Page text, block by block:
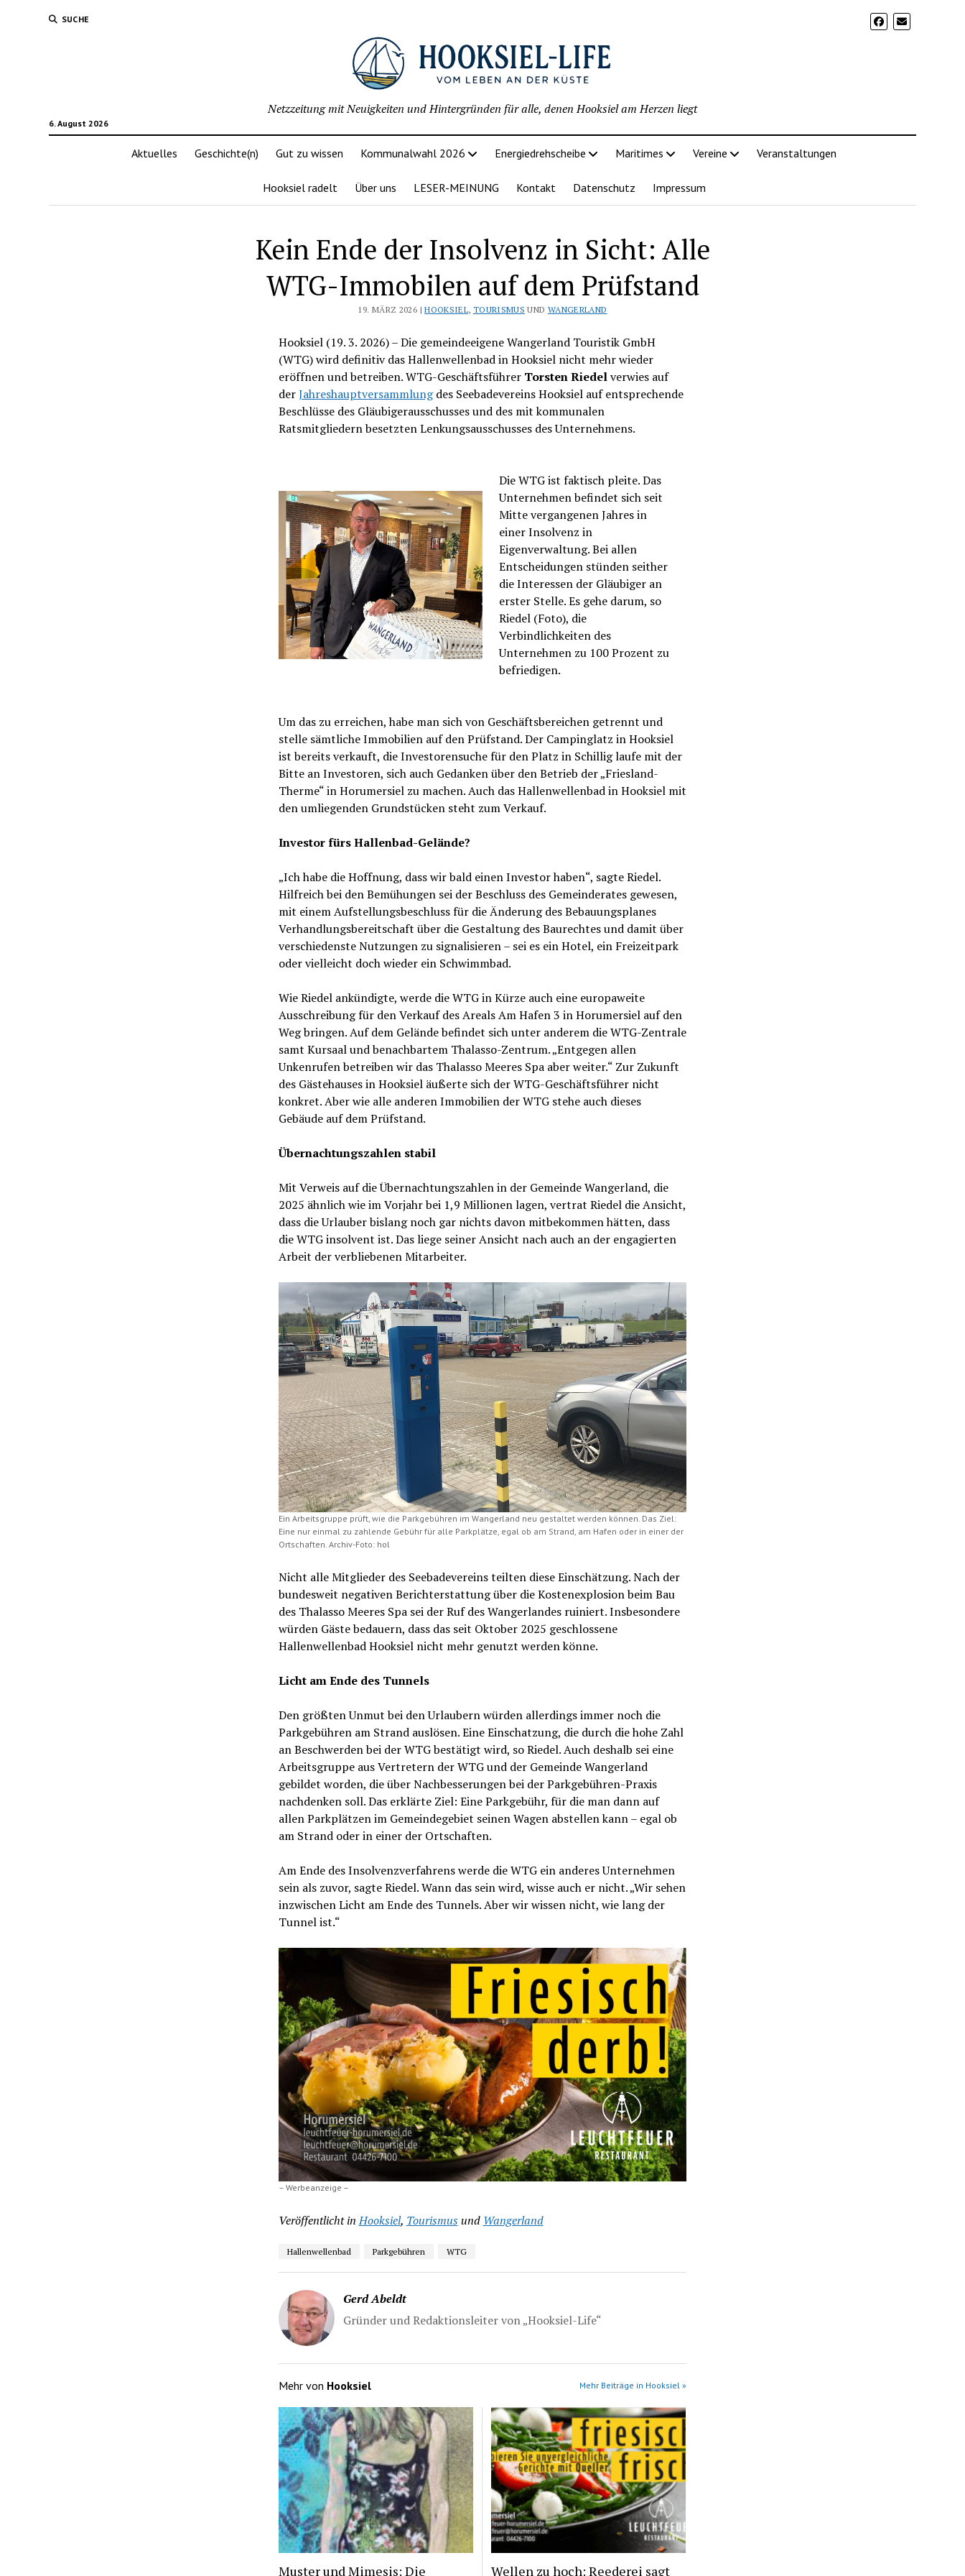
SUCHE
6. August 2026
Netzzeitung mit Neuigkeiten und Hintergründen für alle, denen Hooksiel am Herzen liegt
Aktuelles Geschichte(n) Gut zu wissen Kommunalwahl 2026 Energiedrehscheibe Maritimes Vereine Veranstaltungen
Hooksiel radelt Über uns LESER-MEINUNG Kontakt Datenschutz Impressum
Kein Ende der Insolvenz in Sicht: Alle
WTG-Immobilen auf dem Prüfstand
19. MÄRZ 2026 |HOOKSIEL, TOURISMUS UND WANGERLAND
Hooksiel (19. 3. 2026) – Die gemeindeeigene Wangerland Touristik GmbH
(WTG) wird definitiv das Hallenwellenbad in Hooksiel nicht mehr wieder
eröffnen und betreiben. WTG-Geschäftsführer Torsten Riedelverwies auf
derJahreshauptversammlungdes Seebadevereins Hooksiel auf entsprechende
Beschlüsse des Gläubigerausschusses und des mit kommunalen
Ratsmitgliedern besetzten Lenkungsausschusses des Unternehmens.
Die WTG ist faktisch pleite. Das
Unternehmen befindet sich seit
Mitte vergangenen Jahres in
einer Insolvenz in
Eigenverwaltung. Bei allen
Entscheidungen stünden seither
die Interessen der Gläubiger an
erster Stelle. Es gehe darum, so
Riedel (Foto), die
Verbindlichkeiten des
Unternehmen zu 100 Prozent zu
befriedigen.
Um das zu erreichen, habe man sich von Geschäftsbereichen getrennt und
stelle sämtliche Immobilien auf den Prüfstand. Der Campinglatz in Hooksiel
ist bereits verkauft, die Investorensuche für den Platz in Schillig laufe mit der
Bitte an Investoren, sich auch Gedanken über den Betrieb der „Friesland-
Therme“ in Horumersiel zu machen. Auch das Hallenwellenbad in Hooksiel mit
den umliegenden Grundstücken steht zum Verkauf.
Investor fürs Hallenbad-Gelände?
„Ich habe die Hoffnung, dass wir bald einen Investor haben“, sagte Riedel.
Hilfreich bei den Bemühungen sei der Beschluss des Gemeinderates gewesen,
mit einem Aufstellungsbeschluss für die Änderung des Bebauungsplanes
Verhandlungsbereitschaft über die Gestaltung des Baurechtes und damit über
verschiedenste Nutzungen zu signalisieren – sei es ein Hotel, ein Freizeitpark
oder vielleicht doch wieder ein Schwimmbad.
Wie Riedel ankündigte, werde die WTG in Kürze auch eine europaweite
Ausschreibung für den Verkauf des Areals Am Hafen 3 in Horumersiel auf den
Weg bringen. Auf dem Gelände befindet sich unter anderem die WTG-Zentrale
samt Kursaal und benachbartem Thalasso-Zentrum. „Entgegen allen
Unkenrufen betreiben wir das Thalasso Meeres Spa aber weiter.“ Zur Zukunft
des Gästehauses in Hooksiel äußerte sich der WTG-Geschäftsführer nicht
konkret. Aber wie alle anderen Immobilien der WTG stehe auch dieses
Gebäude auf dem Prüfstand.
Übernachtungszahlen stabil
Mit Verweis auf die Übernachtungszahlen in der Gemeinde Wangerland, die
2025 ähnlich wie im Vorjahr bei 1,9 Millionen lagen, vertrat Riedel die Ansicht,
dass die Urlauber bislang noch gar nichts davon mitbekommen hätten, dass
die WTG insolvent ist. Das liege seiner Ansicht nach auch an der engagierten
Arbeit der verbliebenen Mitarbeiter.
Ein Arbeitsgruppe prüft, wie die Parkgebühren im Wangerland neu gestaltet werden können. Das Ziel:
Eine nur einmal zu zahlende Gebühr für alle Parkplätze, egal ob am Strand, am Hafen oder in einer der
Ortschaften. Archiv-Foto: hol
Nicht alle Mitglieder des Seebadevereins teilten diese Einschätzung. Nach der
bundesweit negativen Berichterstattung über die Kostenexplosion beim Bau
des Thalasso Meeres Spa sei der Ruf des Wangerlandes ruiniert. Insbesondere
würden Gäste bedauern, dass das seit Oktober 2025 geschlossene
Hallenwellenbad Hooksiel nicht mehr genutzt werden könne.
Licht am Ende des Tunnels
Den größten Unmut bei den Urlaubern würden allerdings immer noch die
Parkgebühren am Strand auslösen. Eine Einschatzung, die durch die hohe Zahl
an Beschwerden bei der WTG bestätigt wird, so Riedel. Auch deshalb sei eine
Arbeitsgruppe aus Vertretern der WTG und der Gemeinde Wangerland
gebildet worden, die über Nachbesserungen bei der Parkgebühren-Praxis
nachdenken soll. Das erklärte Ziel: Eine Parkgebühr, für die man dann auf
allen Parkplätzen im Gemeindegebiet seinen Wagen abstellen kann – egal ob
am Strand oder in einer der Ortschaften.
Am Ende des Insolvenzverfahrens werde die WTG ein anderes Unternehmen
sein als zuvor, sagte Riedel. Wann das sein wird, wisse auch er nicht. „Wir sehen
inzwischen Licht am Ende des Tunnels. Aber wir wissen nicht, wie lang der
Tunnel ist.“
– Werbeanzeige –
Veröffentlicht in Hooksiel, Tourismusund Wangerland
Hallenwellenbad Parkgebühren WTG
Gerd Abeldt
Gründer und Redaktionsleiter von „Hooksiel-Life“
Mehr von Hooksiel Mehr Beiträge in Hooksiel »
Muster und Mimesis: Die Wellen zu hoch: Reederei sagt